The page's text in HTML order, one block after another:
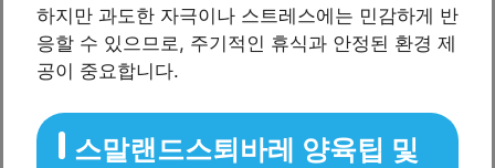
하지만 과도한 자극이나 스트레스에는 민감하게 반
응할 수 있으므로, 주기적인 휴식과 안정된 환경 제
공이 중요합니다.
스말랜드스퇴바레 양육팁 및